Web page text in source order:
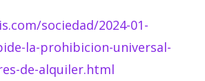
sociedad/2024-01-
la-prohibicion-universal-
de-alquiler.html